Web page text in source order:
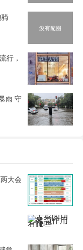
骑
行，
雨 守
大会